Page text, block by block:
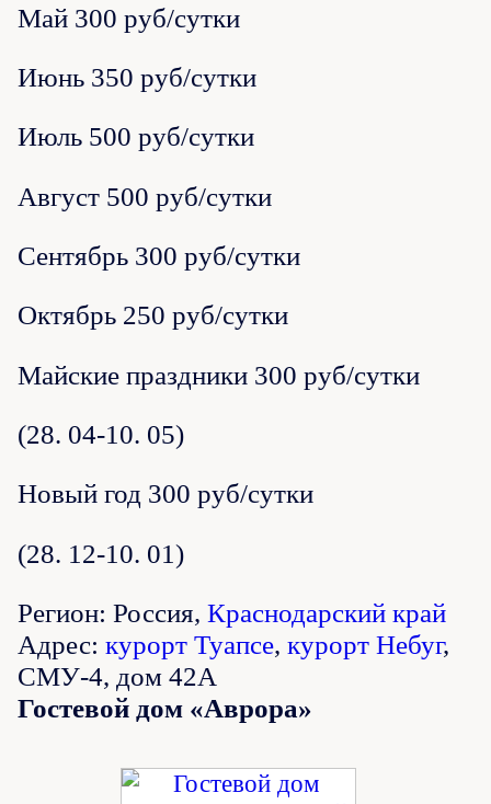
Май 300 руб/сутки
Июнь 350 руб/сутки
Июль 500 руб/сутки
Август 500 руб/сутки
Сентябрь 300 руб/сутки
Октябрь 250 руб/сутки
Майские праздники 300 руб/сутки
(28. 04-10. 05)
Новый год 300 руб/сутки
(28. 12-10. 01)
Регион: Россия, Краснодарский край
Адрес: курорт Туапсе, курорт Небуг,
СМУ-4, дом 42А
Гостевой дом «Аврора»